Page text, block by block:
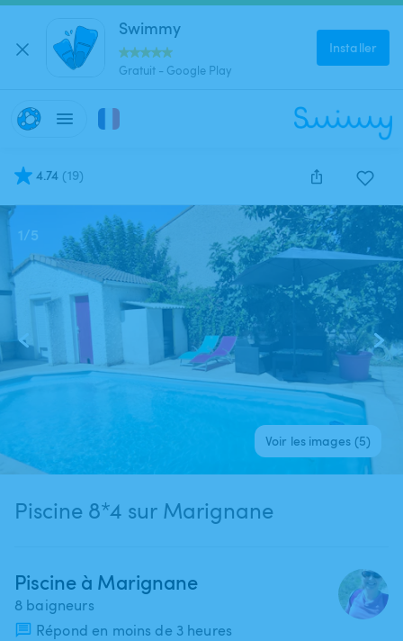
Swimmy
Gratuit - Google Play
Installer
4.74 (19)
1/5
Voir les images (5)
Piscine 8*4 sur Marignane
Piscine à Marignane
8 baigneurs
Répond en moins de 3 heures